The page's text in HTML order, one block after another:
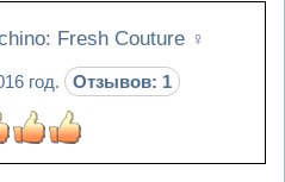
Fresh Couture ♀
год. Отзывов: 1